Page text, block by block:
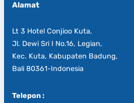
Alamat
Lt 3 Hotel Conjioo Kuta,
Jl. Dewi Sri I No.16, Legian,
Kec. Kuta, Kabupaten Badung,
Bali 80361-Indonesia
Telepon :